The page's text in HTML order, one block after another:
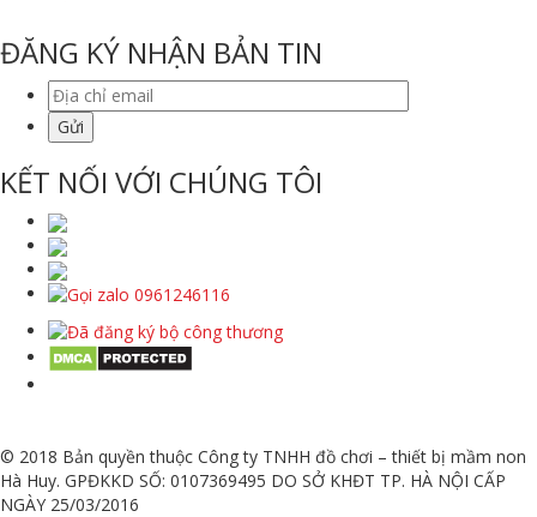
ĐĂNG KÝ NHẬN BẢN TIN
KẾT NỐI VỚI CHÚNG TÔI
© 2018 Bản quyền thuộc Công ty TNHH đồ chơi – thiết bị mầm non
Hà Huy. GPĐKKD SỐ: 0107369495 DO SỞ KHĐT TP. HÀ NỘI CẤP
NGÀY 25/03/2016